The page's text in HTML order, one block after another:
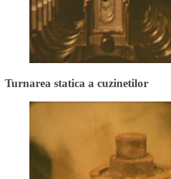
Turnarea statica a cuzinetilor